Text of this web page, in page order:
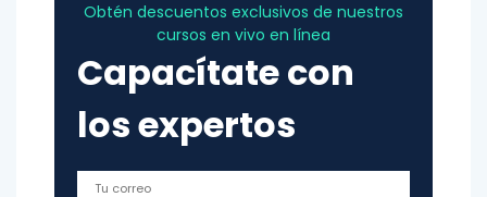
Obtén descuentos exclusivos de nuestros
cursos en vivo en línea
Capacítate con
los expertos